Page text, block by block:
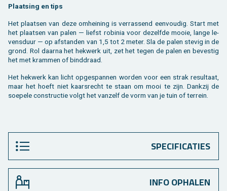
Plaat­sing en tips
Het plaat­sen van deze om­hei­ning is ver­ras­send een­vou­dig. Start met
het plaat­sen van palen — liefst ro­bi­nia voor de­zelf­de mooie, lange le­
vens­duur — op af­stan­den van 1,5 tot 2 meter. Sla de palen ste­vig in de
grond. Rol daar­na het hek­werk uit, zet het tegen de palen en be­ves­tig
het met kram­men of bind­draad.
Het hek­werk kan licht op­ge­span­nen wor­den voor een strak re­sul­taat,
maar het hoeft niet kaars­recht te staan om mooi te zijn. Dank­zij de
soe­pe­le con­struc­tie volgt het van­zelf de vorm van je tuin of ter­rein.
SPECIFICATIES
INFO OPHALEN